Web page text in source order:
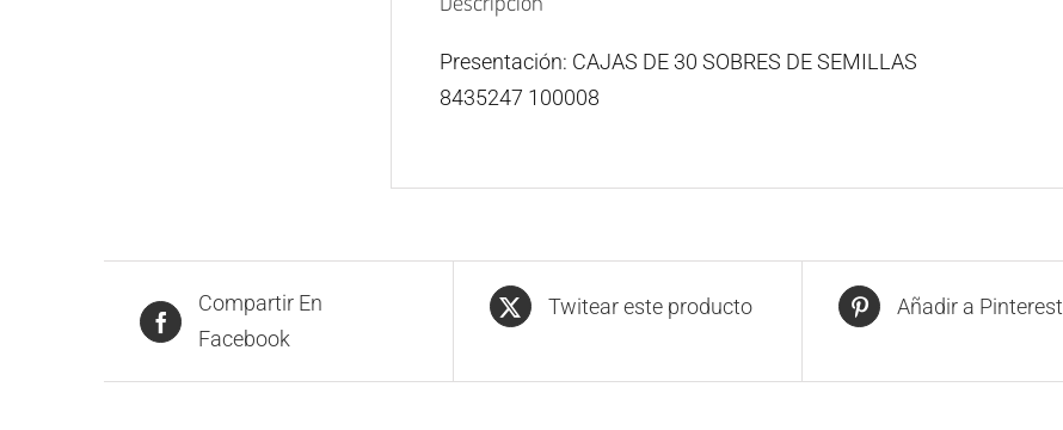
Presentación: CAJAS DE 30 SOBRES DE SEMILLAS
8435247 100008
Compartir En
Facebook
Twitear este producto Añadir a Pinterest